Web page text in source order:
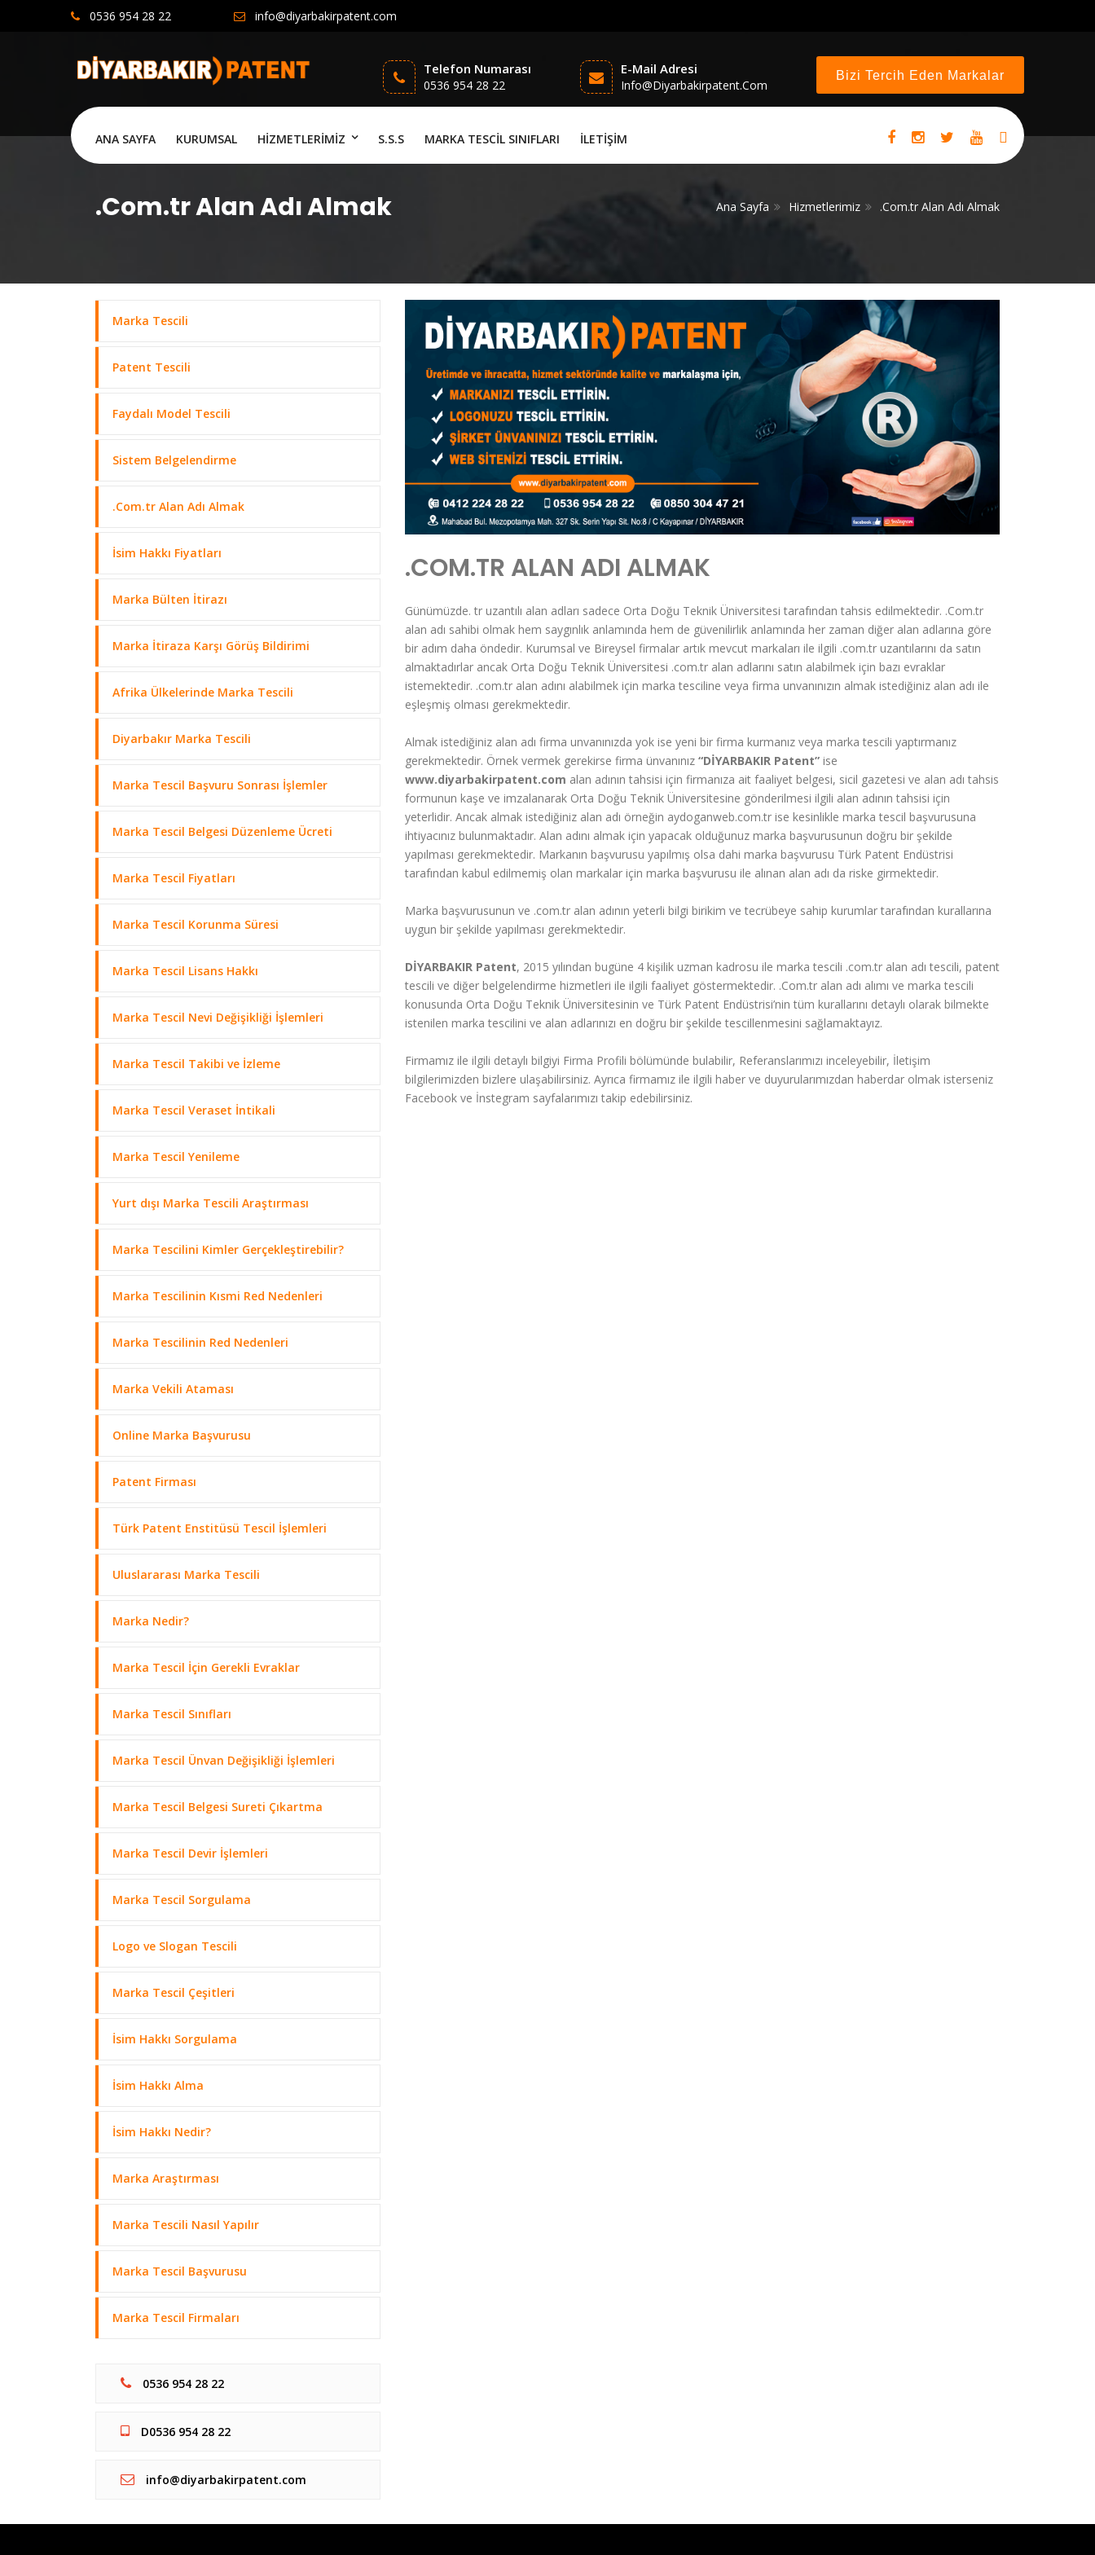
0536 954 28 22 info@diyarbakirpatent.com
Telefon Numarası
0536 954 28 22
E-Mail Adresi
Info@diyarbakirpatent.com
Bizi Tercih Eden Markalar
ANA SAYFA KURUMSAL HİZMETLERİMİZ S.S.S MARKA TESCİL SINIFLARI İLETİŞİM
.Com.tr Alan Adı Almak Ana Sayfa Hizmetlerimiz .Com.tr Alan Adı Almak
Marka Tescili
Patent Tescili
Faydalı Model Tescili
Sistem Belgelendirme
.Com.tr Alan Adı Almak
İsim Hakkı Fiyatları
Marka Bülten İtirazı
Marka İtiraza Karşı Görüş Bildirimi
Afrika Ülkelerinde Marka Tescili
Diyarbakır Marka Tescili
Marka Tescil Başvuru Sonrası İşlemler
Marka Tescil Belgesi Düzenleme Ücreti
Marka Tescil Fiyatları
Marka Tescil Korunma Süresi
Marka Tescil Lisans Hakkı
Marka Tescil Nevi Değişikliği İşlemleri
Marka Tescil Takibi ve İzleme
Marka Tescil Veraset İntikali
Marka Tescil Yenileme
Yurt dışı Marka Tescili Araştırması
Marka Tescilini Kimler Gerçekleştirebilir?
Marka Tescilinin Kısmi Red Nedenleri
Marka Tescilinin Red Nedenleri
Marka Vekili Ataması
Online Marka Başvurusu
Patent Firması
Türk Patent Enstitüsü Tescil İşlemleri
Uluslararası Marka Tescili
Marka Nedir?
Marka Tescil İçin Gerekli Evraklar
Marka Tescil Sınıfları
Marka Tescil Ünvan Değişikliği İşlemleri
Marka Tescil Belgesi Sureti Çıkartma
Marka Tescil Devir İşlemleri
Marka Tescil Sorgulama
Logo ve Slogan Tescili
Marka Tescil Çeşitleri
İsim Hakkı Sorgulama
İsim Hakkı Alma
İsim Hakkı Nedir?
Marka Araştırması
Marka Tescili Nasıl Yapılır
Marka Tescil Başvurusu
Marka Tescil Firmaları
0536 954 28 22
D0536 954 28 22
info@diyarbakirpatent.com
.COM.TR ALAN ADI ALMAK
Günümüzde. tr uzantılı alan adları sadece Orta Doğu Teknik Üniversitesi tarafından tahsis edilmektedir. .Com.tr
alan adı sahibi olmak hem saygınlık anlamında hem de güvenilirlik anlamında her zaman diğer alan adlarına göre
bir adım daha öndedir. Kurumsal ve Bireysel firmalar artık mevcut markaları ile ilgili .com.tr uzantılarını da satın
almaktadırlar ancak Orta Doğu Teknik Üniversitesi .com.tr alan adlarını satın alabilmek için bazı evraklar
istemektedir. .com.tr alan adını alabilmek için marka tesciline veya firma unvanınızın almak istediğiniz alan adı ile
eşleşmiş olması gerekmektedir.
Almak istediğiniz alan adı firma unvanınızda yok ise yeni bir firma kurmanız veya marka tescili yaptırmanız
gerekmektedir. Örnek vermek gerekirse firma ünvanınız “DİYARBAKIR Patent” ise
www.diyarbakirpatent.com alan adının tahsisi için firmanıza ait faaliyet belgesi, sicil gazetesi ve alan adı tahsis
formunun kaşe ve imzalanarak Orta Doğu Teknik Üniversitesine gönderilmesi ilgili alan adının tahsisi için
yeterlidir. Ancak almak istediğiniz alan adı örneğin aydoganweb.com.tr ise kesinlikle marka tescil başvurusuna
ihtiyacınız bulunmaktadır. Alan adını almak için yapacak olduğunuz marka başvurusunun doğru bir şekilde
yapılması gerekmektedir. Markanın başvurusu yapılmış olsa dahi marka başvurusu Türk Patent Endüstrisi
tarafından kabul edilmemiş olan markalar için marka başvurusu ile alınan alan adı da riske girmektedir.
Marka başvurusunun ve .com.tr alan adının yeterli bilgi birikim ve tecrübeye sahip kurumlar tarafından kurallarına
uygun bir şekilde yapılması gerekmektedir.
DİYARBAKIR Patent, 2015 yılından bugüne 4 kişilik uzman kadrosu ile marka tescili .com.tr alan adı tescili, patent
tescili ve diğer belgelendirme hizmetleri ile ilgili faaliyet göstermektedir. .Com.tr alan adı alımı ve marka tescili
konusunda Orta Doğu Teknik Üniversitesinin ve Türk Patent Endüstrisi’nin tüm kurallarını detaylı olarak bilmekte
istenilen marka tescilini ve alan adlarınızı en doğru bir şekilde tescillenmesini sağlamaktayız.
Firmamız ile ilgili detaylı bilgiyi Firma Profili bölümünde bulabilir, Referanslarımızı inceleyebilir, İletişim
bilgilerimizden bizlere ulaşabilirsiniz. Ayrıca firmamız ile ilgili haber ve duyurularımızdan haberdar olmak isterseniz
Facebook ve İnstegram sayfalarımızı takip edebilirsiniz.